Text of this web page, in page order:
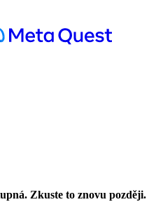
Zkuste to znovu později.